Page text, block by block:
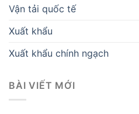
Vận tải quốc tế
Xuất khẩu
Xuất khẩu chính ngạch
BÀI VIẾT MỚI